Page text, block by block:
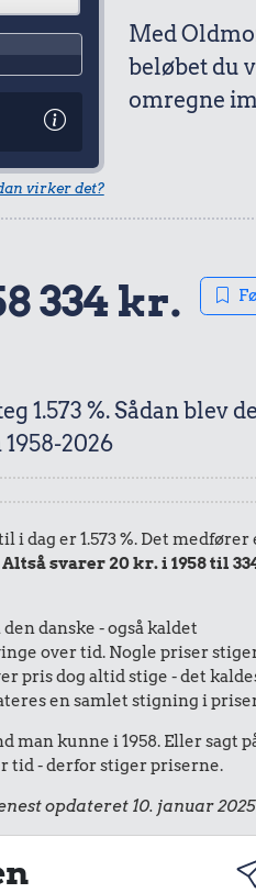
virker det?
Med
beløbet du
omregne
334 kr.
1.573 %. Sådan blev
2026
i dag er 1.573 %. Det medfører
Altså svarer 20 kr. i 1958 til
danske - også kaldet
over tid. Nogle priser
pris dog altid stige - det
en samlet stigning i
man kunne i 1958. Eller sagt
tid - derfor stiger priserne.
opdateret 10. januar 2025